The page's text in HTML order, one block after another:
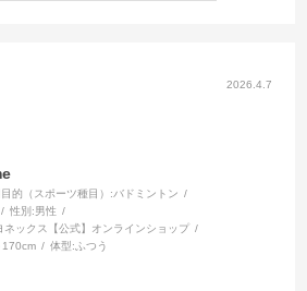
2026.4.7
的（スポーツ種目）:バドミントン
性別:男性
ネックス【公式】オンラインショップ
170cm 体型:ふつう